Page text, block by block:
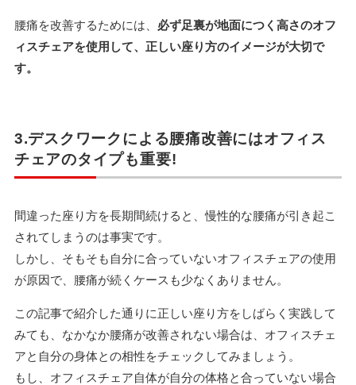
腰痛を改善するためには、 必ず足裏が地面につく高さのオフ
ィスチェアを使用して、正しい座り方のイメージが大切で
す。
3.デスクワークによる腰痛改善にはオフィス
チェアのタイプも重要!
間違った座り方を長期間続けると、慢性的な腰痛が引き起こ
されてしまうのは事実です。
しかし、そもそも自分に合っていないオフィスチェアの使用
が原因で、腰痛が続くケースも少なくありません。
この記事で紹介した通りに正しい座り方をしばらく実践して
みても、なかなか腰痛が改善されない場合は、オフィスチェ
アと自分の身体との相性をチェックしてみましょう。
もし、オフィスチェア自体が自分の体格と合っていない場合